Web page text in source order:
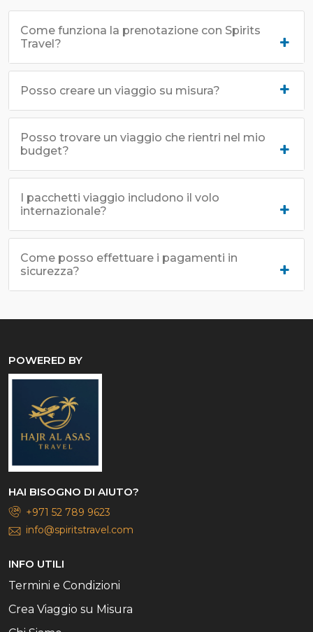
Come funziona la prenotazione con Spirits
Travel?
Posso creare un viaggio su misura?
Posso trovare un viaggio che rientri nel mio
budget?
I pacchetti viaggio includono il volo
internazionale?
Come posso effettuare i pagamenti in
sicurezza?
POWERED BY
HAI BISOGNO DI AIUTO?
+971 52 789 9623
info@spiritstravel.com
INFO UTILI
Termini e Condizioni
Crea Viaggio su Misura